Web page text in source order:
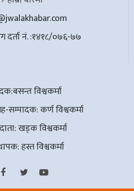
दर्ता नं. :१४१८/०७६-७७
विश्वकर्मा
कर्ण विश्वकर्मा
खड्क विश्वकर्मा
हस्त विश्वकर्मा